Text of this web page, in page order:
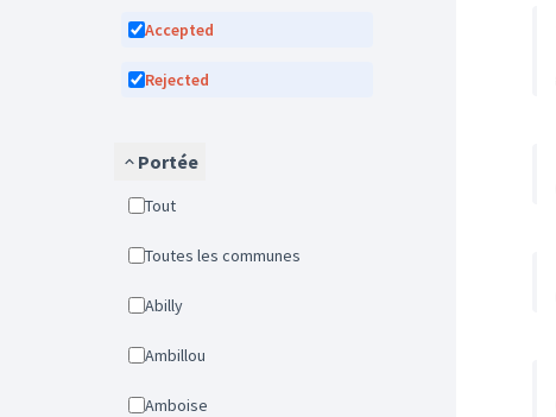
Accepted
Rejected
Portée
Tout
Toutes les communes
Abilly
Ambillou
Amboise